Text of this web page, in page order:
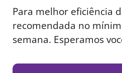
Para melhor eficiência
recomendada no
semana. Esperamos